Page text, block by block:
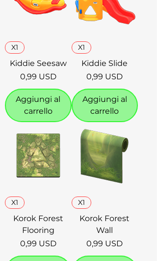
X1
Kiddie Seesaw
Prezzo
0,99 USD
Aggiungi al
carrello
X1
Kiddie Slide
Prezzo
0,99 USD
Aggiungi al
carrello
X1
Korok Forest
Flooring
Prezzo
0,99 USD
X1
Korok Forest
Wall
Prezzo
0,99 USD